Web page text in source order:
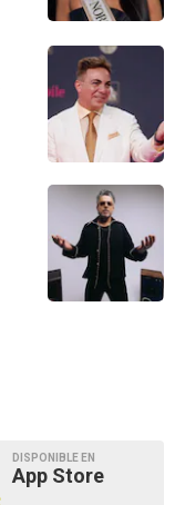
DISPONIBLE EN
App Store